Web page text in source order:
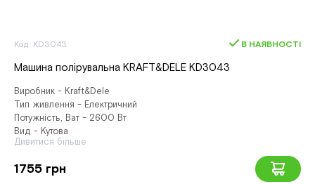
Код: KD3043 В НАЯВНОСТІ
Машина полірувальна KRAFT&DELE KD3043
Виробник - Kraft&Dele
Тип живлення - Електричний
Потужність, Ват - 2600 Вт
Вид - Кутова
Дивитися більше
1755 грн